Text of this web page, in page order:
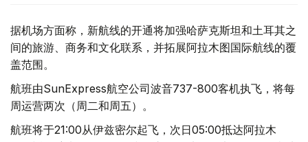
据机场方面称，新航线的开通将加强哈萨克斯坦和土耳其之
间的旅游、商务和文化联系，并拓展阿拉木图国际航线的覆
盖范围。
航班由SunExpress航空公司波音737-800客机执飞，将每
周运营两次（周二和周五）。
航班将于21:00从伊兹密尔起飞，次日05:00抵达阿拉木